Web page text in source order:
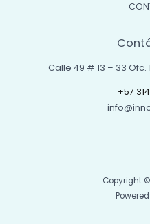
Calle 49 # 13 – 33
+57
Copyright